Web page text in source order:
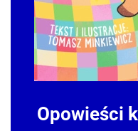
Opowieści